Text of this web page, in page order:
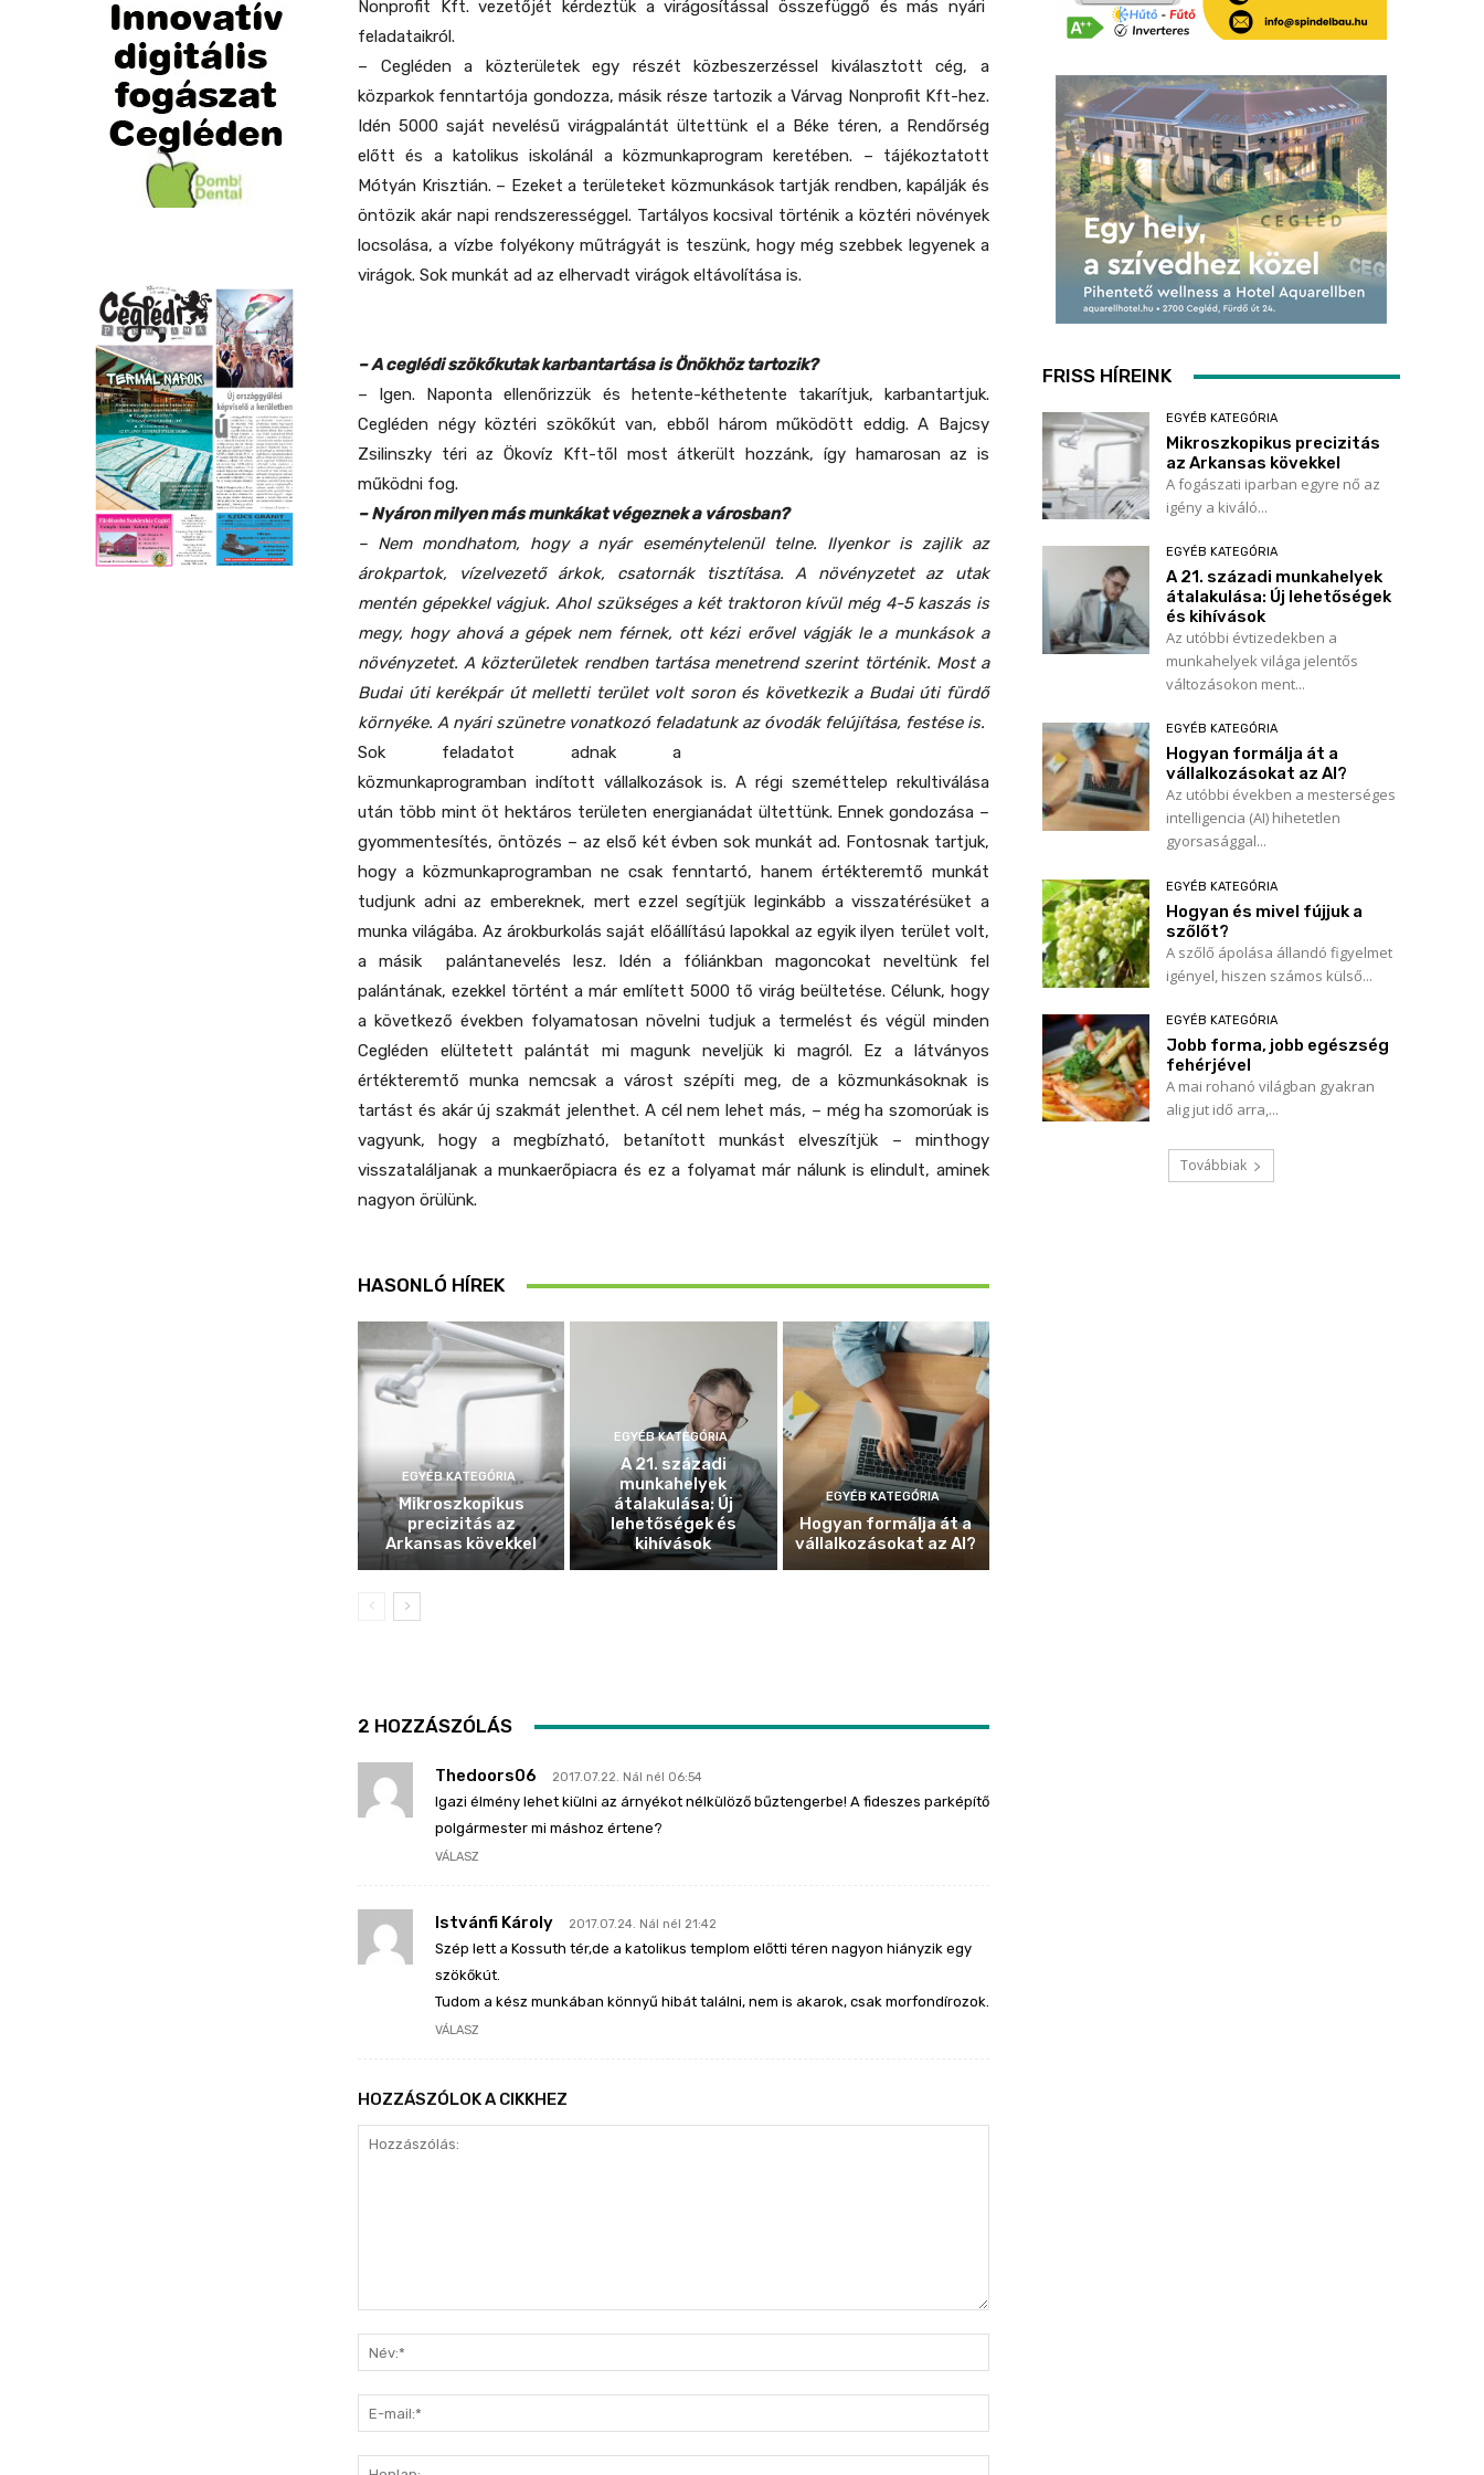
Nonprofit Kft. vezetőjét kérdeztük a virágosítással összefüggő és más nyári
feladataikról.
– Cegléden a közterületek egy részét közbeszerzéssel kiválasztott cég, a
közparkok fenntartója gondozza, másik része tartozik a Várvag Nonprofit Kft-hez.
Idén 5000 saját nevelésű virágpalántát ültettünk el a Béke téren, a Rendőrség
előtt és a katolikus iskolánál a közmunkaprogram keretében. – tájékoztatott
Mótyán Krisztián. – Ezeket a területeket közmunkások tartják rendben, kapálják és
öntözik akár napi rendszerességgel. Tartályos kocsival történik a köztéri növények
locsolása, a vízbe folyékony műtrágyát is teszünk, hogy még szebbek legyenek a
virágok. Sok munkát ad az elhervadt virágok eltávolítása is.
– A ceglédi szökőkutak karbantartása is Önökhöz tartozik?
– Igen. Naponta ellenőrizzük és hetente-kéthetente takarítjuk, karbantartjuk.
Cegléden négy köztéri szökőkút van, ebből három működött eddig. A Bajcsy
Zsilinszky téri az Ökovíz Kft-től most átkerült hozzánk, így hamarosan az is
működni fog.
– Nyáron milyen más munkákat végeznek a városban?
– Nem mondhatom, hogy a nyár eseménytelenül telne. Ilyenkor is zajlik az
árokpartok, vízelvezető árkok, csatornák tisztítása. A növényzetet az utak
mentén gépekkel vágjuk. Ahol szükséges a két traktoron kívül még 4-5 kaszás is
megy, hogy ahová a gépek nem férnek, ott kézi erővel vágják le a munkások a
növényzetet. A közterületek rendben tartása menetrend szerint történik. Most a
Budai úti kerékpár út melletti terület volt soron és következik a Budai úti fürdő
környéke. A nyári szünetre vonatkozó feladatunk az óvodák felújítása, festése is.
Sok feladatot adnak a
közmunkaprogramban indított vállalkozások is. A régi szeméttelep rekultiválása
után több mint öt hektáros területen energianádat ültettünk. Ennek gondozása –
gyommentesítés, öntözés – az első két évben sok munkát ad. Fontosnak tartjuk,
hogy a közmunkaprogramban ne csak fenntartó, hanem értékteremtő munkát
tudjunk adni az embereknek, mert ezzel segítjük leginkább a visszatérésüket a
munka világába. Az árokburkolás saját előállítású lapokkal az egyik ilyen terület volt,
a másik palántanevelés lesz. Idén a fóliánkban magoncokat neveltünk fel
palántának, ezekkel történt a már említett 5000 tő virág beültetése. Célunk, hogy
a következő években folyamatosan növelni tudjuk a termelést és végül minden
Cegléden elültetett palántát mi magunk neveljük ki magról. Ez a látványos
értékteremtő munka nemcsak a várost szépíti meg, de a közmunkásoknak is
tartást és akár új szakmát jelenthet. A cél nem lehet más, – még ha szomorúak is
vagyunk, hogy a megbízható, betanított munkást elveszítjük – minthogy
visszataláljanak a munkaerőpiacra és ez a folyamat már nálunk is elindult, aminek
nagyon örülünk.
HASONLÓ HÍREK
EGYÉB KATEGÓRIA
Mikroszkopikus
precizitás az
Arkansas kövekkel
EGYÉB KATEGÓRIA
A 21. századi
munkahelyek
átalakulása: Új
lehetőségek és
kihívások
EGYÉB KATEGÓRIA
Hogyan formálja át a
vállalkozásokat az AI?
2 HOZZÁSZÓLÁS
Thedoors06 2017.07.22. Nál nél 06:54
Igazi élmény lehet kiülni az árnyékot nélkülöző bűztengerbe! A fideszes parképítő
polgármester mi máshoz értene?
VÁLASZ
Istvánfi Károly 2017.07.24. Nál nél 21:42
Szép lett a Kossuth tér,de a katolikus templom előtti téren nagyon hiányzik egy
szökőkút.
Tudom a kész munkában könnyű hibát találni, nem is akarok, csak morfondírozok.
VÁLASZ
HOZZÁSZÓLOK A CIKKHEZ
mail:*
FRISS HÍREINK
EGYÉB KATEGÓRIA
Mikroszkopikus precizitás
az Arkansas kövekkel
A fogászati iparban egyre nő az
igény a kiváló...
EGYÉB KATEGÓRIA
A 21. századi munkahelyek
átalakulása: Új lehetőségek
és kihívások
Az utóbbi évtizedekben a
munkahelyek világa jelentős
változásokon ment...
EGYÉB KATEGÓRIA
Hogyan formálja át a
vállalkozásokat az AI?
Az utóbbi években a mesterséges
intelligencia (AI) hihetetlen
gyorsasággal...
EGYÉB KATEGÓRIA
Hogyan és mivel fújjuk a
szőlőt?
A szőlő ápolása állandó figyelmet
igényel, hiszen számos külső...
EGYÉB KATEGÓRIA
Jobb forma, jobb egészség
fehérjével
A mai rohanó világban gyakran
alig jut idő arra,...
Továbbiak